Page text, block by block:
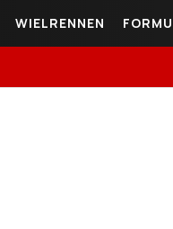
WIELRENNEN